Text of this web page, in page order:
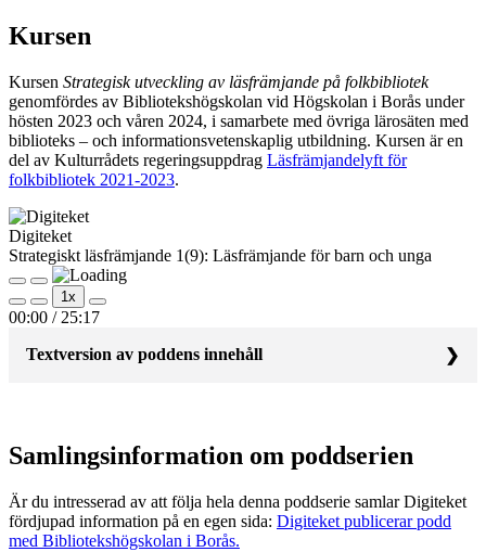
Kursen
Kursen Strategisk utveckling av läsfrämjande på folkbibliotek
genomfördes av Bibliotekshögskolan vid Högskolan i Borås under
hösten 2023 och våren 2024, i samarbete med övriga lärosäten med
biblioteks – och informationsvetenskaplig utbildning. Kursen är en
del av Kulturrådets regeringsuppdrag Läsfrämjandelyft för
folkbibliotek 2021-2023.
Digiteket
Strategiskt läsfrämjande 1(9): Läsfrämjande för barn och unga
Play
Episode
Pause
Episode
1x
00:00 / 25:17
Textversion av poddens innehåll
här på Högskolan i Borås, Sandra Hillén, som kommer från
Institutionen för pedagogiskt arbete vid högskolan och Emma
Högskolan i Borås. Vi har samlat er här tillsammans för ett
samtal om just barn och unga och läsfrämjande. Sandra, du kan
väl börja med att berätta om hur du kom i kontakt med det här
Samlingsinformation om poddserien
Är du intresserad av att följa hela denna poddserie samlar Digiteket
fördjupad information på en egen sida: Digiteket publicerar podd
med Bibliotekshögskolan i Borås.